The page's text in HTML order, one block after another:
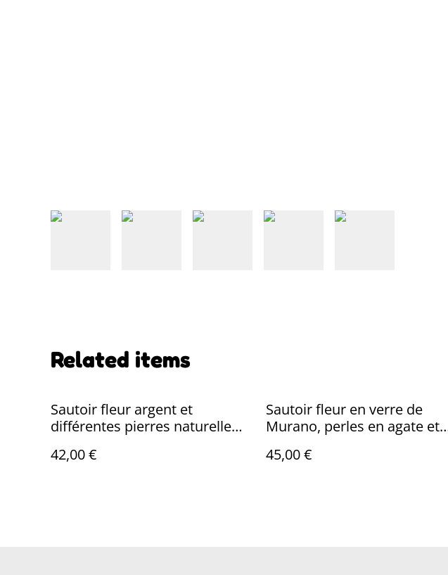
Related items
Sautoir fleur argent et
différentes pierres naturelles
violine réglable en pièce
42,00 €
Sautoir fleur en verre de
Murano, perles en agate et
bronze réglable, pièce unique
45,00 €